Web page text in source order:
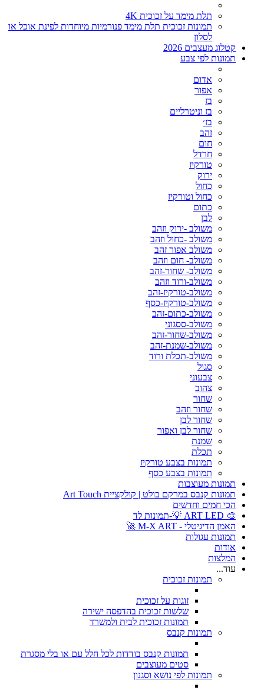
תלת מימד על זכוכית 4K
תמונות זכוכית תלת מימד פנורמיות מיוחדות לפינת אוכל או
לסלון
קטלוג מעצבים 2026
תמונות לפי צבע
אדום
אפור
בז
בז וניטרליים
בז׳
זהב
חום
חרדל
טורקיז
ירוק
כחול
כחול וטורקיז
כתום
לבן
משולב -ירוק וזהב
משולב -כחול וזהב
משולב אפור זהב
משולב- חום וזהב
משולב- שחור-זהב
משולב-ורוד וזהב
משולב-טורקיז-זהב
משולב-טורקיז-כסף
משולב-כתום-זהב
משולב-ססגוני
משולב-שחור-זהב
משולב-שמנת-זהב
משולב-תכלת ורוד
סגול
צבעוני
צהוב
שחור
שחור וזהב
שחור לבן
שחור לבן ואפור
שמנת
תכלת
תמונות בצבע טורקיז
תמונות בצבע כסף
תמונות מעוצבות
תמונות קנבס במרקם בולט | קולקציית Art Touch
הכי חמים וחדשים
🎨 ART LED 💡-תמונות לד
האמן הדיגיטלי - M-X ART 🚀
תמונות עגולות
אודות
המלצות
עוד...
תמונות זכוכית
זוגות על זכוכית
שלשות זכוכית בהדפסה ישירה
תמונות זכוכית לבית ולמשרד
תמונות קנבס
תמונות קנבס בודדות לכל חלל עם או בלי מסגרת
סטים מעוצבים
תמונות לפי נושא וסגנון